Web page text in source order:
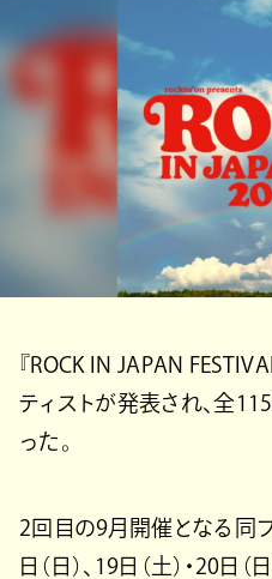
『ROCK IN JAPAN
ティストが発表され、全
った。
2回目の9月開催となる同フ
日（日）、19日（土）・20日